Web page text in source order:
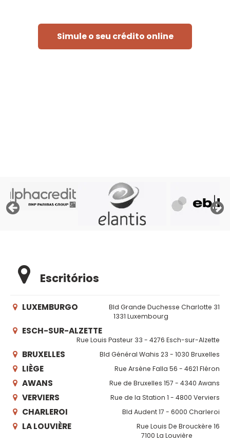
Simule o seu crédito online
Escritórios
LUXEMBURGO
Bld Grande Duchesse Charlotte 31
1331 Luxembourg
ESCH-SUR-ALZETTE
Rue Louis Pasteur 33 - 4276 Esch-sur-Alzette
BRUXELLES Bld Général Wahis 23 - 1030 Bruxelles
LIÈGE Rue Arsène Falla 56 - 4621 Fléron
AWANS Rue de Bruxelles 157 - 4340 Awans
VERVIERS Rue de la Station 1 - 4800 Verviers
CHARLEROI Bld Audent 17 - 6000 Charleroi
LA LOUVIÈRE
Rue Louis De Brouckère 16
7100 La Louvière